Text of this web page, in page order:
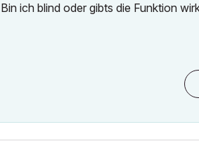
ich blind oder gibts die Funktion